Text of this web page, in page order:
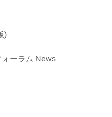
)
ーラム News